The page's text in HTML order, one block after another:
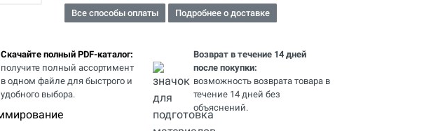
Все способы оплаты Подробнее о доставке
Скачайте полный PDF-каталог:
получите полный ассортимент
в одном файле для быстрого и
удобного выбора.
Возврат в течение 14 дней
после покупки:
возможность возврата товара в
течение 14 дней без
объяснений.